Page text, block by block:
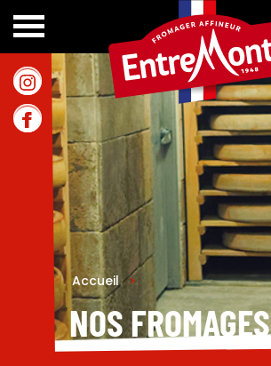
Accueil >
NOS FROMAGES